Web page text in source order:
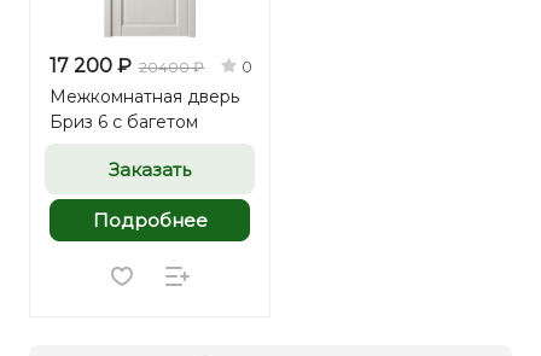
17 200 ₽ 20400 ₽ 0
Межкомнатная дверь
Бриз 6 с багетом
Заказать
Подробнее